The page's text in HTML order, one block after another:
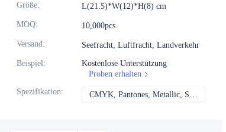
Größe: L(21.5)*W(12)*H(8) cm
MOQ: 10,000pcs
Versand: Seefracht, Luftfracht, Landverkehr
Beispiel:
Kostenlose Unterstützung
Proben erhalten
Spezifikation: CMYK, Pantones, Metallic, Sonderfarbe usw.